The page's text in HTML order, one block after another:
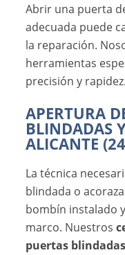
Abrir una puerta
adecuada puede
la reparación.
herramientas
precisión y rapidez.
APERTURA
BLINDADAS
ALICANTE
La técnica
blindada o
bombín instalado
marco. Nuestros
puertas blindadas